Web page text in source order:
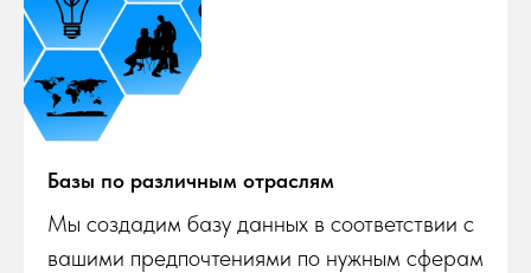
Базы по различным отраслям
Мы создадим базу данных в соответствии с
вашими предпочтениями по нужным сферам